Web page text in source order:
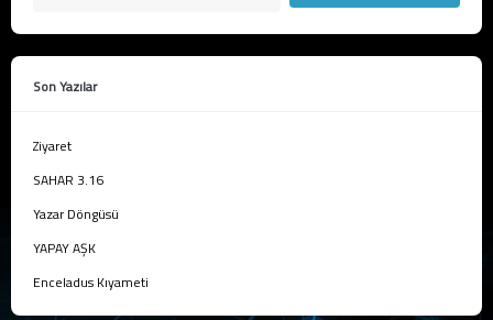
Son Yazılar
Ziyaret
SAHAR 3.16
Yazar Döngüsü
YAPAY AŞK
Enceladus Kıyameti